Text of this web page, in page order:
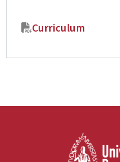
Curriculum